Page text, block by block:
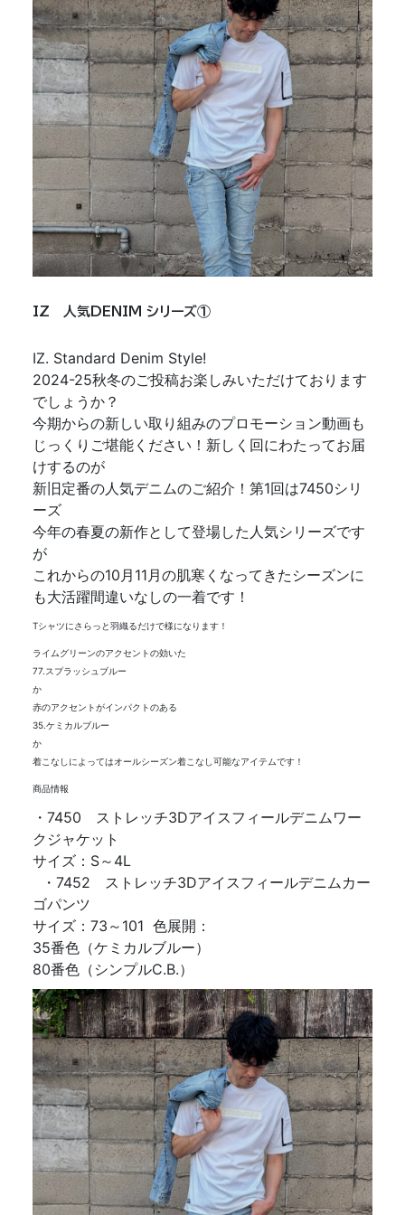
IZ 人気DENIM シリーズ①
IZ. Standard Denim Style!
2024-25秋冬のご投稿お楽しみいただけております
でしょうか？
今期からの新しい取り組みのプロモーション動画も
じっくりご堪能ください！新しく回にわたってお届
けするのが
新旧定番の人気デニムのご紹介！第1回は7450シリ
ーズ
今年の春夏の新作として登場した人気シリーズです
が
これからの10月11月の肌寒くなってきたシーズンに
も大活躍間違いなしの一着です！
Tシャツにさらっと羽織るだけで様になります！
ライムグリーンのアクセントの効いた
77.スプラッシュブルー
か
赤のアクセントがインパクトのある
35.ケミカルブルー
か
着こなしによってはオールシーズン着こなし可能なアイテムです！
商品情報
・7450 ストレッチ3Dアイスフィールデニムワー
クジャケット
サイズ：S～4L
・7452 ストレッチ3Dアイスフィールデニムカー
ゴパンツ
サイズ：73～101 色展開：
35番色（ケミカルブルー）
80番色（シンプルC.B.）